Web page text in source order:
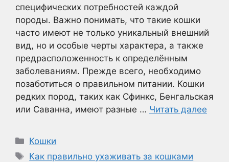
специфических потребностей каждой
породы. Важно понимать, что такие кошки
часто имеют не только уникальный внешний
вид, но и особые черты характера, а также
предрасположенность к определённым
заболеваниям. Прежде всего, необходимо
позаботиться о правильном питании. Кошки
редких пород, таких как Сфинкс, Бенгальская
или Саванна, имеют разные … Читать далее
Рубрики
Кошки
Метки
Как правильно ухаживать за кошками